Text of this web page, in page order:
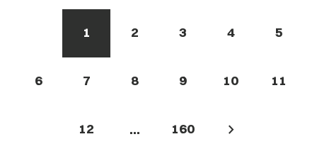
1 2 3 4 5
6 7 8 9 10 11
12 ... 160